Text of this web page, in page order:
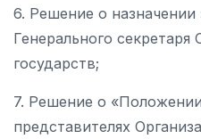
6. Решение о назначении
Генерального
государств;
7. Решение о
представителях